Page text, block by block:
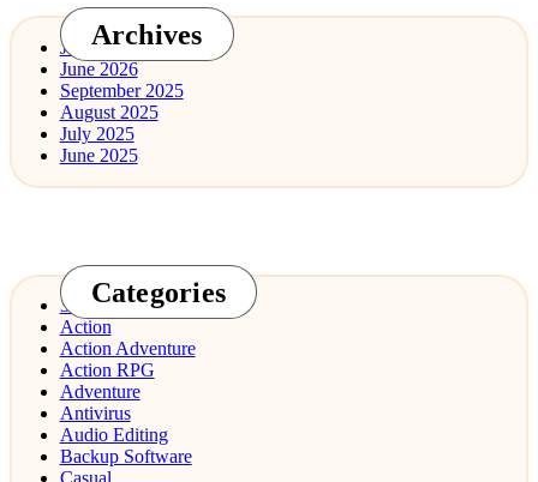
Archives
July 2026
June 2026
September 2025
August 2025
July 2025
June 2025
Categories
3D Design
Action
Action Adventure
Action RPG
Adventure
Antivirus
Audio Editing
Backup Software